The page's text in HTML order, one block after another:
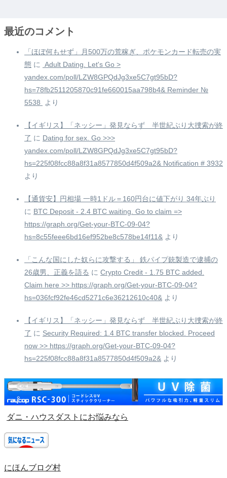
最近のコメント
「ほぼ何もせず」月500万の荒稼ぎ、ポケモンカード転売の実
態 に ️ Adult Dating. Let's Go >
yandex.com/poll/LZW8GPQdJg3xe5C7gt95bD?
hs=78fb2511205870c91fe660015aa798b4& Reminder №
5538 ️
より
【イギリス】「ネッシー」発見ならず 半世紀ぶり大捜索が終
了 に Dating for sex. Go >>>
yandex.com/poll/LZW8GPQdJg3xe5C7gt95bD?
hs=225f08fcc88a8f31a8577850d4f509a2& Notification # 3932
より
【通貨安】円相場 一時1ドル＝160円台に値下がり 34年ぶり
に BTC Deposit - 2.4 BTC waiting. Go to claim =>
https://graph.org/Get-your-BTC-09-04?
hs=8c55feee6bd16ef952be8c578be14f11& より
「こんな国にした奴らに攻撃する」 鉄パイプ銃製造で逮捕の
26歳男、正義を語る に Crypto Credit - 1.75 BTC added.
Claim here >> https://graph.org/Get-your-BTC-09-04?
hs=036fcf92fe46cd5271c6e36212610c40& より
【イギリス】「ネッシー」発見ならず 半世紀ぶり大捜索が終
了 に Security Required: 1.4 BTC transfer blocked. Proceed
now >> https://graph.org/Get-your-BTC-09-04?
hs=225f08fcc88a8f31a8577850d4f509a2& より
ダニ・ハウスダストにお悩みなら
にほんブログ村